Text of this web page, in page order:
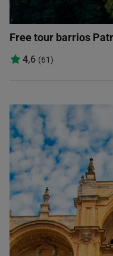
Free tour barrios
4,6 (61)